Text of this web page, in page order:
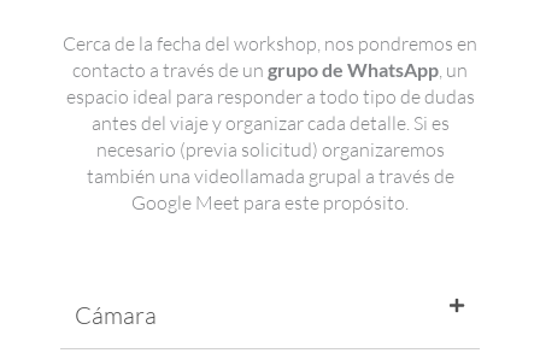
Cerca de la fecha del workshop, nos pondremos en
contacto a través de un grupo de WhatsApp, un
espacio ideal para responder a todo tipo de dudas
antes del viaje y organizar cada detalle. Si es
necesario (previa solicitud) organizaremos
también una videollamada grupal a través de
Google Meet para este propósito.
Cámara